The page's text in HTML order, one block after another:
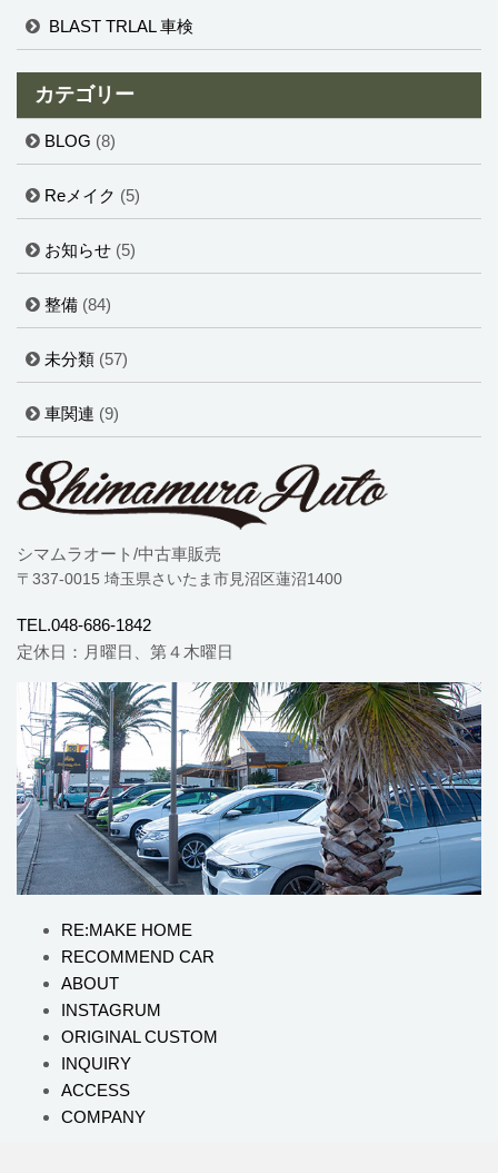
BLAST TRLAL 車検
カテゴリー
BLOG (8)
Reメイク (5)
お知らせ (5)
整備 (84)
未分類 (57)
車関連 (9)
シマムラオート/中古車販売
〒337-0015 埼玉県さいたま市見沼区蓮沼1400
TEL.048-686-1842
定休日：月曜日、第４木曜日
RE:MAKE HOME
RECOMMEND CAR
ABOUT
INSTAGRUM
ORIGINAL CUSTOM
INQUIRY
ACCESS
COMPANY